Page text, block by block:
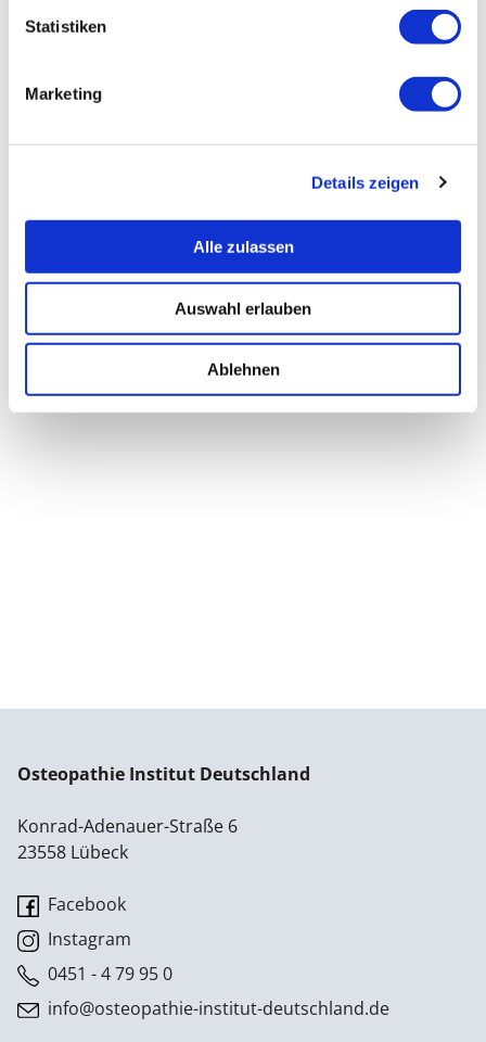
Statistiken
Marketing
Details zeigen
Alle zulassen
Auswahl erlauben
Ablehnen
Osteopathie Institut Deutschland
Konrad-Adenauer-Straße 6
23558 Lübeck
Facebook
Instagram
0451 - 4 79 95 0
info@osteopathie-institut-deutschland.de